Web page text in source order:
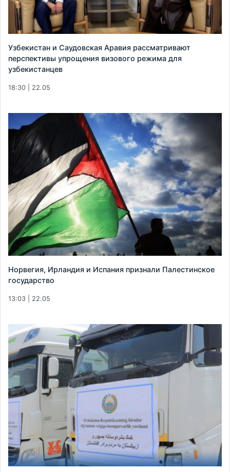
Узбекистан и Саудовская Аравия рассматривают
перспективы упрощения визового режима для
узбекистанцев
18:30 | 22.05
Норвегия, Ирландия и Испания признали Палестинское
государство
13:03 | 22.05